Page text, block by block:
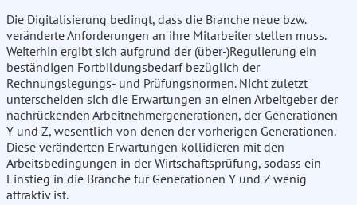
Die Digitalisierung bedingt, dass die Branche neue bzw.
veränderte Anforderungen an ihre Mitarbeiter stellen muss.
Weiterhin ergibt sich aufgrund der (über-)Regulierung ein
beständigen Fortbildungsbedarf bezüglich der
Rechnungslegungs- und Prüfungsnormen. Nicht zuletzt
unterscheiden sich die Erwartungen an einen Arbeitgeber der
nachrückenden Arbeitnehmergenerationen, der Generationen
Y und Z, wesentlich von denen der vorherigen Generationen.
Diese veränderten Erwartungen kollidieren mit den
Arbeitsbedingungen in der Wirtschaftsprüfung, sodass ein
Einstieg in die Branche für Generationen Y und Z wenig
attraktiv ist.